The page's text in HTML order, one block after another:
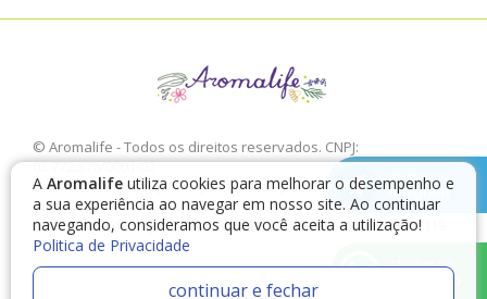
A Aromalife utiliza cookies para melhorar o desempenho e
a sua experiência ao navegar em nosso site. Ao continuar
navegando, consideramos que você aceita a utilização!
Politica de Privacidade
continuar e fechar
chamar no
Telegram
chamar no
WhatsApp
© Aromalife - Todos os direitos reservados. CNPJ:
03.772.376/0001-02
É proibido a sua reprodução, total ou parcial, sem a expressa
autorização da Aromalife.
Rua: Conde de Irajá, 17 V. Mariana - São Paulo - SP / CEP: 04119-
010